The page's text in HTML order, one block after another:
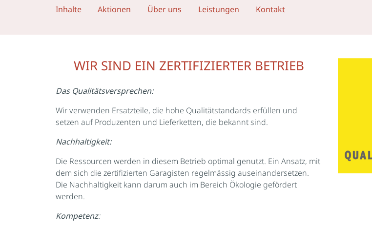
Inhalte Aktionen Über uns Leistungen Kontakt
WIR SIND EIN ZERTIFIZIERTER BETRIEB
Das Qualitätsversprechen:
Wir verwenden Ersatzteile, die hohe Qualitätstandards erfüllen und
setzen auf Produzenten und Lieferketten, die bekannt sind.
Nachhaltigkeit:
Die Ressourcen werden in diesem Betrieb optimal genutzt. Ein Ansatz, mit
dem sich die zertifizierten Garagisten regelmässig auseinandersetzen.
Die Nachhaltigkeit kann darum auch im Bereich Ökologie gefördert
werden.
Kompetenz: